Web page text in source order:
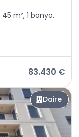
m², 1 banyo.
83.430 €
Daire